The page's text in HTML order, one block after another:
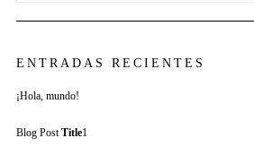
ENTRADAS RECIENTES
¡Hola, mundo!
Blog Post Title1